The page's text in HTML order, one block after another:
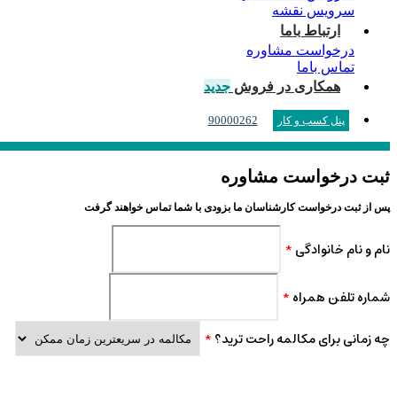
سرویس نقشه
ارتباط باما
درخواست مشاوره
تماس باما
همکاری در فروش جدید
پنل کسب و کار 90000262
ثبت درخواست مشاوره
پس از ثبت درخواست کارشناسان ما بزودی با شما تماس خواهند گرفت
نام و نام خانوادگی *
شماره تلفن همراه *
چه زمانی برای مکالمه راحت ترید؟ *